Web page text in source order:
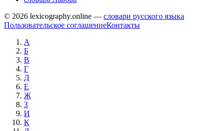
© 2026 lexicography.online — словари русского языка
Пользовательское соглашениеКонтакты
А
Б
В
Г
Д
Е
Ж
З
И
К